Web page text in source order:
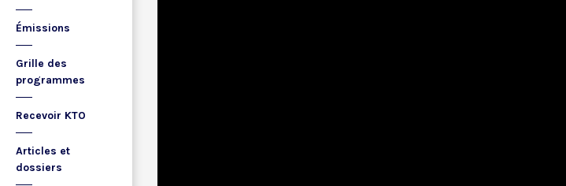
Émissions
Grille des
programmes
Recevoir KTO
Articles et
dossiers